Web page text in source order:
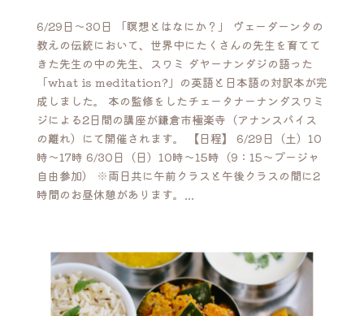
6/29日〜30日 「瞑想とはなにか？」 ヴェーダーンタの
教えの伝統において、世界中にたくさんの先生を育てて
きた先生の中の先生、スワミ ダヤーナンダジの語った
「what is meditation?」の英語と日本語の対訳本が完
成しました。 本の監修をしたチェータナーナンダスワミ
ジによる2日間の講座が鎌倉市極楽寺（アナンスパイス
の離れ）にて開催されます。 【日程】 6/29日（土）10
時〜17時 6/30日（日）10時〜15時（9：15〜プージャ
自由参加） ※両日共に午前クラスと午後クラスの間に2
時間のお昼休憩があります。...